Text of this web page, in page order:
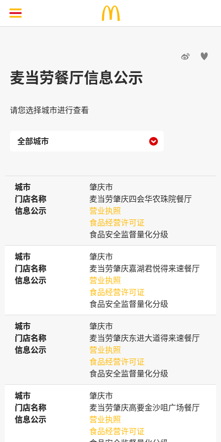
 
麦当劳餐厅信息公示
请您选择城市进行查看

城市
城市
肇庆市
门店名称
门店名称
麦当劳肇庆四会华农珠院餐厅
信息公示
信息公示
营业执照
食品经营许可证
食品安全监督量化分级
城市
城市
肇庆市
门店名称
门店名称
麦当劳肇庆嘉湖君悦得来速餐厅
信息公示
信息公示
营业执照
食品经营许可证
食品安全监督量化分级
城市
城市
肇庆市
门店名称
门店名称
麦当劳肇庆东进大道得来速餐厅
信息公示
信息公示
营业执照
食品经营许可证
食品安全监督量化分级
城市
城市
肇庆市
门店名称
门店名称
麦当劳肇庆高要金沙咀广场餐厅
信息公示
信息公示
营业执照
食品经营许可证